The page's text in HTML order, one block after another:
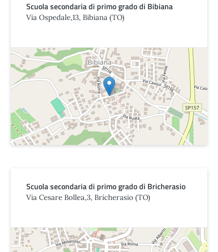
Scuola secondaria di primo grado di Bibiana
Via Ospedale,13, Bibiana (TO)
Scuola secondaria di primo grado di Bricherasio
Via Cesare Bollea,3, Bricherasio (TO)